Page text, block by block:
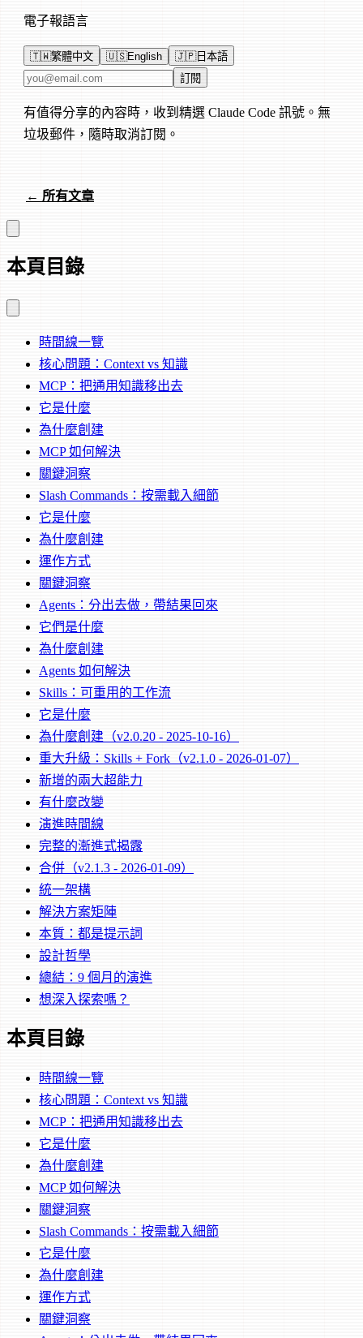
電子報語言
🇹🇼繁體中文 🇺🇸English 🇯🇵日本語
電子郵件地址 訂閱
有值得分享的內容時，收到精選 Claude Code 訊號。無
垃圾郵件，隨時取消訂閱。
← 所有文章
本頁目錄
時間線一覽
核心問題：Context vs 知識
MCP：把通用知識移出去
它是什麼
為什麼創建
MCP 如何解決
關鍵洞察
Slash Commands：按需載入細節
它是什麼
為什麼創建
運作方式
關鍵洞察
Agents：分出去做，帶結果回來
它們是什麼
為什麼創建
Agents 如何解決
Skills：可重用的工作流
它是什麼
為什麼創建（v2.0.20 - 2025-10-16）
重大升級：Skills + Fork（v2.1.0 - 2026-01-07）
新增的兩大超能力
有什麼改變
演進時間線
完整的漸進式揭露
合併（v2.1.3 - 2026-01-09）
統一架構
解決方案矩陣
本質：都是提示詞
設計哲學
總結：9 個月的演進
想深入探索嗎？
本頁目錄
時間線一覽
核心問題：Context vs 知識
MCP：把通用知識移出去
它是什麼
為什麼創建
MCP 如何解決
關鍵洞察
Slash Commands：按需載入細節
它是什麼
為什麼創建
運作方式
關鍵洞察